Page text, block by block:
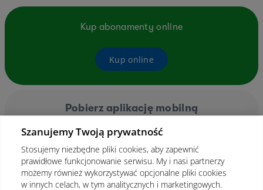
Kup abonamenty online
Kup online
Pobierz aplikację mobilną
Szanujemy Twoją prywatność
Stosujemy niezbędne pliki cookies, aby zapewnić
prawidłowe funkcjonowanie serwisu. My i nasi partnerzy
możemy również wykorzystywać opcjonalne pliki cookies
w innych celach, w tym analitycznych i marketingowych.